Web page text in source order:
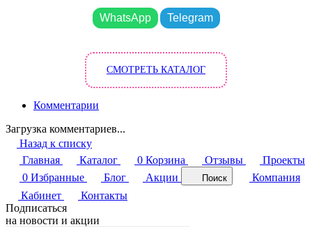
WhatsApp Telegram
СМОТРЕТЬ КАТАЛОГ
Комментарии
Загрузка комментариев...
Назад к списку
Главная
Каталог 0 Корзина Отзывы
Проекты
0 Избранные Блог Акции Поиск
Компания
Кабинет
Контакты
Подписаться
на новости и акции